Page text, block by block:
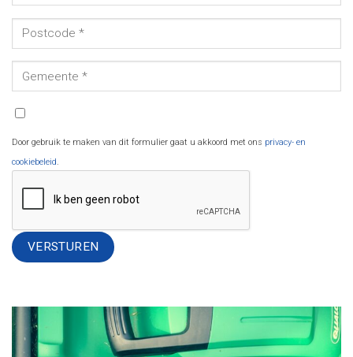
Door gebruik te maken van dit formulier gaat u akkoord met ons privacy- en
cookiebeleid.